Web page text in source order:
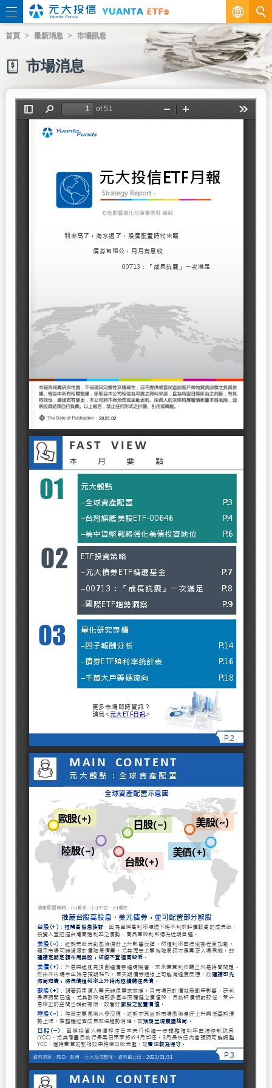
繁
EN
首頁 最新消息 市場訊息
市場消息